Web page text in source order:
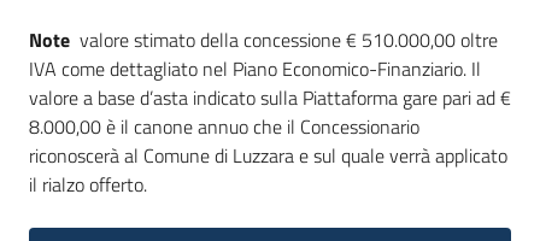
Note valore stimato della concessione € 510.000,00 oltre
IVA come dettagliato nel Piano Economico-Finanziario. Il
valore a base d’asta indicato sulla Piattaforma gare pari ad €
8.000,00 è il canone annuo che il Concessionario
riconoscerà al Comune di Luzzara e sul quale verrà applicato
il rialzo offerto.